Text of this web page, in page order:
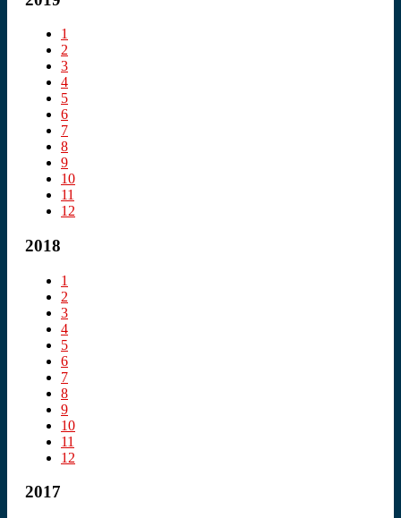
1
2
3
4
5
6
7
8
9
10
11
12
2018
1
2
3
4
5
6
7
8
9
10
11
12
2017